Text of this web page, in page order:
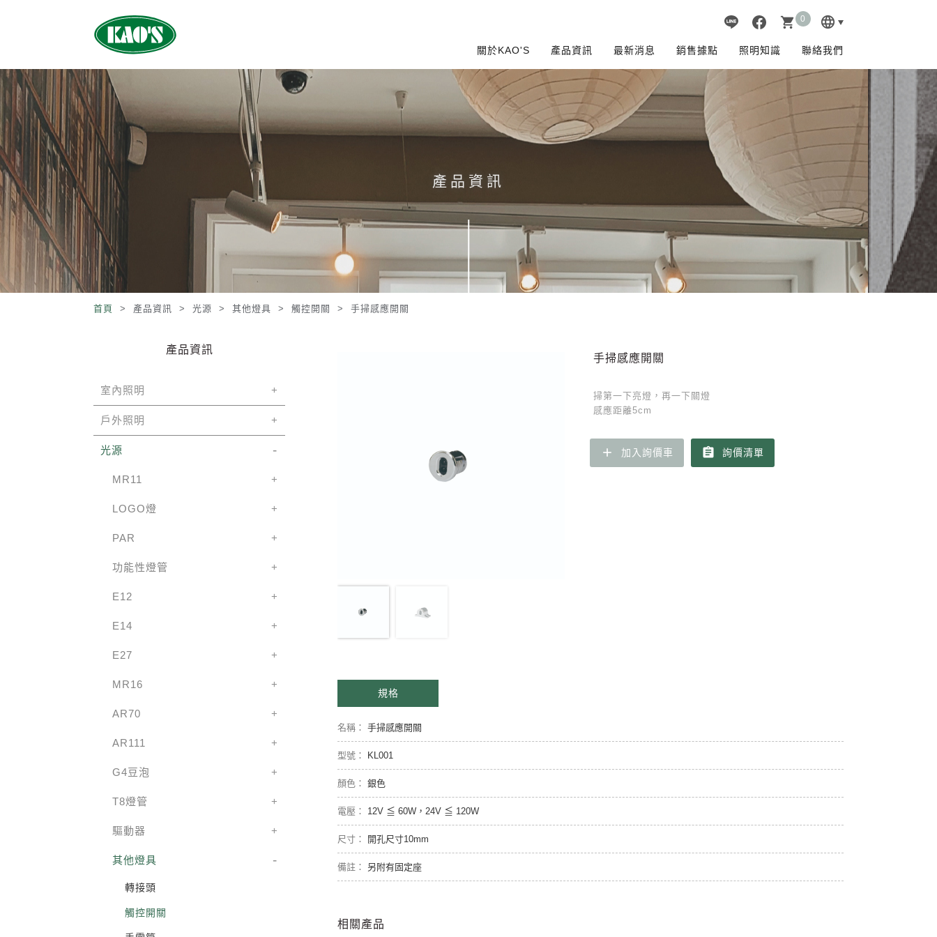
關於KAO'S 產品資訊 最新消息 銷售據點 照明知識 聯絡我們
language
shopping_cart 0
產品資訊
首頁 > 產品資訊 >光源 >其他燈具 >觸控開關 >手掃感應開關
產品資訊
室內照明
戶外照明
光源
MR11
LOGO燈
PAR
功能性燈管
E12
E14
E27
MR16
AR70
AR111
G4豆泡
T8燈管
驅動器
其他燈具
轉接頭
觸控開關
手掃感應開關
掃第一下亮燈，再一下關燈
感應距離5cm
add 加入詢價車 assignment 詢價清單
規格
手掃感應開關
KL001
銀色
12V ≦ 60W，24V ≦ 120W
開孔尺寸10mm
另附有固定座
相關產品